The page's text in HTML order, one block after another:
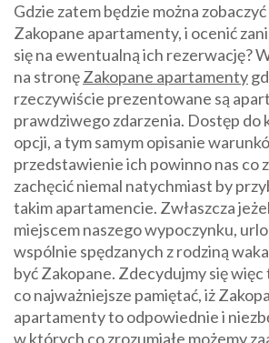
Gdzie zatem będzie można
Zakopane apartamenty, i ocenić
się na ewentualną ich rezerwację?
na stronęZakopane apartamenty
rzeczywiście prezentowane są
prawdziwego zdarzenia. Dostęp do
opcji, a tym samym opisanie
przedstawienie ich powinno nas co
zachęcić niemal natychmiast by
takim apartamencie. Zwłaszcza
miejscem naszego wypoczynku,
wspólnie spędzanych z rodziną
być Zakopane. Zdecydujmy się
co najważniejsze pamiętać, iż
apartamenty to odpowiednie i
w których co zrozumiałe możemy